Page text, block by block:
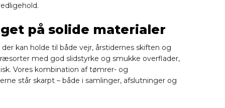
på solide materialer
kan holde til både vejr, årstidernes skiften og
med god slidstyrke og smukke overflader,
Vores kombination af tømrer- og
står skarpt – både i samlinger, afslutninger og